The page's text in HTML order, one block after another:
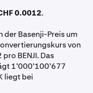
0.0012.
der Basenji-Preis um
von
BENJI. Das
1’000’100’677
liegt bei